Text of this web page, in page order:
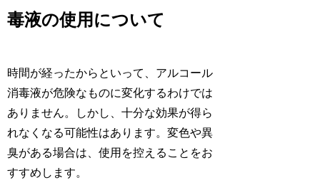
毒液の使用について
時間が経ったからといって、アルコール
消毒液が危険なものに変化するわけでは
ありません。しかし、十分な効果が得ら
れなくなる可能性はあります。変色や異
臭がある場合は、使用を控えることをお
すすめします。